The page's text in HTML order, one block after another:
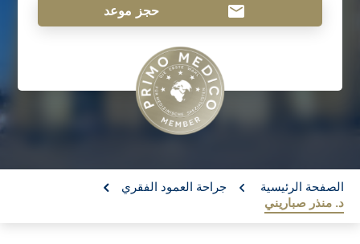
حجز موعد
الصفحة الرئيسية
جراحة العمود الفقري
د. منذر صباريني